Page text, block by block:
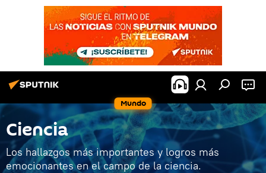
Mundo
Ciencia
Los hallazgos más importantes y logros más
emocionantes en el campo de la ciencia.